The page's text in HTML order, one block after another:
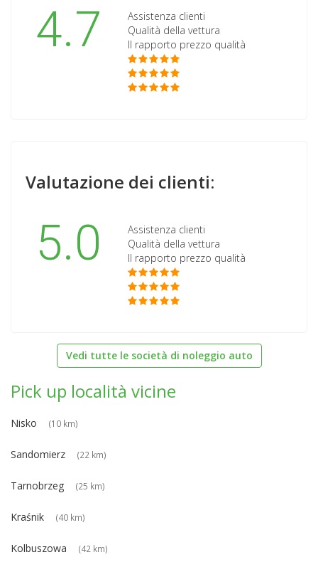
4.7
Assistenza clienti
Qualità della vettura
Il rapporto prezzo qualità
Valutazione dei clienti:
5.0
Assistenza clienti
Qualità della vettura
Il rapporto prezzo qualità
Vedi tutte le società di noleggio auto
Pick up località vicine
Nisko (10 km)
Sandomierz (22 km)
Tarnobrzeg (25 km)
Kraśnik (40 km)
Kolbuszowa (42 km)